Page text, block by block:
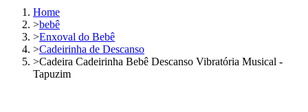
Home
>bebê
>Enxoval do Bebê
>Cadeirinha de Descanso
>Cadeira Cadeirinha Bebê Descanso Vibratória Musical -
Tapuzim